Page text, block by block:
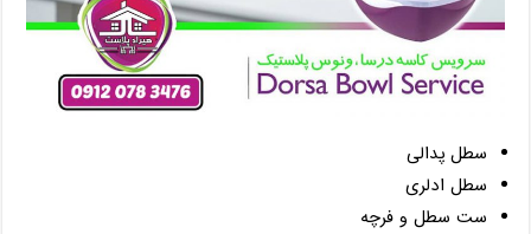
سطل پدالی
سطل ادلری
ست سطل و فرچه